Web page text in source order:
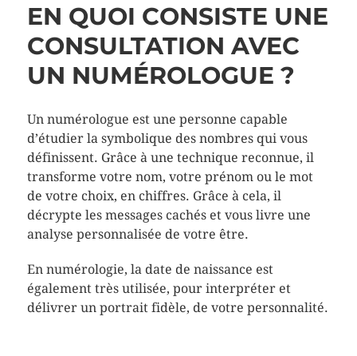
EN QUOI CONSISTE UNE
CONSULTATION AVEC
UN NUMÉROLOGUE ?
Un numérologue est une personne capable
d’étudier la symbolique des nombres qui vous
définissent. Grâce à une technique reconnue, il
transforme votre nom, votre prénom ou le mot
de votre choix, en chiffres. Grâce à cela, il
décrypte les messages cachés et vous livre une
analyse personnalisée de votre être.
En numérologie, la date de naissance est
également très utilisée, pour interpréter et
délivrer un portrait fidèle, de votre personnalité.